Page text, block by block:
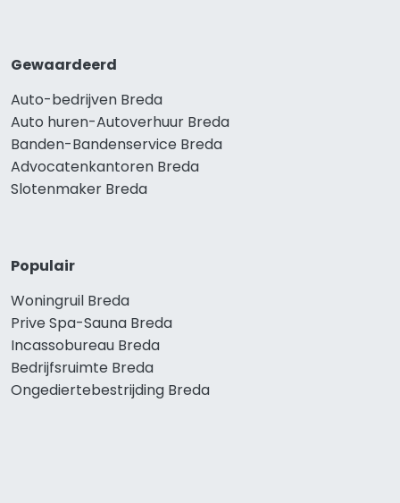
Gewaardeerd
Auto-bedrijven Breda
Auto huren-Autoverhuur Breda
Banden-Bandenservice Breda
Advocatenkantoren Breda
Slotenmaker Breda
Populair
Woningruil Breda
Prive Spa-Sauna Breda
Incassobureau Breda
Bedrijfsruimte Breda
Ongediertebestrijding Breda